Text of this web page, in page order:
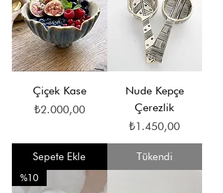
Çiçek Kase
Fiyat
₺2.000,00
Sepete Ekle
Nude Kepçe
Çerezlik
Fiyat
₺1.450,00
Tükendi
%10